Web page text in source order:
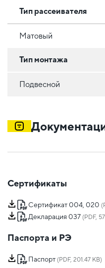
Тип рассеивателя
Матовый
Тип монтажа
Подвесной
Сертификаты
Сертификат 004, 020
Декларация 037 (PDF,
Паспорта и РЭ
Паспорт (PDF, 201.47 KB)